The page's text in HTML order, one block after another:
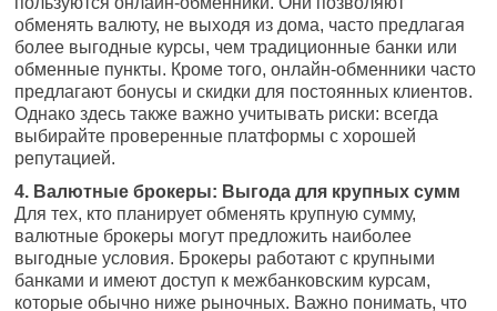
обменять валюту, не выходя из дома, часто предлагая
более выгодные курсы, чем традиционные банки или
обменные пункты. Кроме того, онлайн-обменники часто
предлагают бонусы и скидки для постоянных клиентов.
Однако здесь также важно учитывать риски: всегда
выбирайте проверенные платформы с хорошей
репутацией.
4. Валютные брокеры: Выгода для крупных сумм
Для тех, кто планирует обменять крупную сумму,
валютные брокеры могут предложить наиболее
выгодные условия. Брокеры работают с крупными
банками и имеют доступ к межбанковским курсам,
которые обычно ниже рыночных. Важно понимать, что